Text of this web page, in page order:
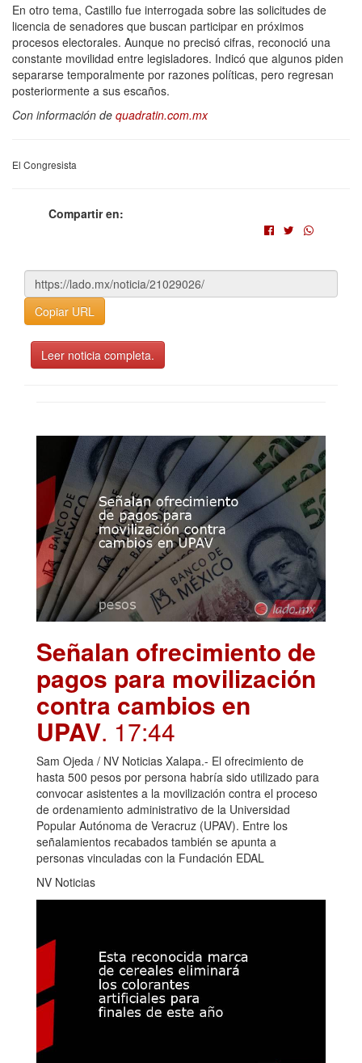
En otro tema, Castillo fue interrogada sobre las solicitudes de
licencia de senadores que buscan participar en próximos
procesos electorales. Aunque no precisó cifras, reconoció una
constante movilidad entre legisladores. Indicó que algunos piden
separarse temporalmente por razones políticas, pero regresan
posteriormente a sus escaños.
Con información de quadratin.com.mx
El Congresista
Compartir en:
Copiar URL
Leer noticia completa.
Señalan ofrecimiento de
pagos para movilización
contra cambios en
UPAV. 17:44
Sam Ojeda / NV Noticias Xalapa.- El ofrecimiento de
hasta 500 pesos por persona habría sido utilizado para
convocar asistentes a la movilización contra el proceso
de ordenamiento administrativo de la Universidad
Popular Autónoma de Veracruz (UPAV). Entre los
señalamientos recabados también se apunta a
personas vinculadas con la Fundación EDAL
NV Noticias